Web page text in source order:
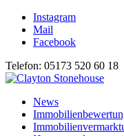
Instagram
Mail
Facebook
Telefon: 05173 520 60 18
News